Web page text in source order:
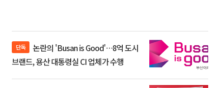
단독
브랜드, 용산 대통령실 CI 업체가 수행